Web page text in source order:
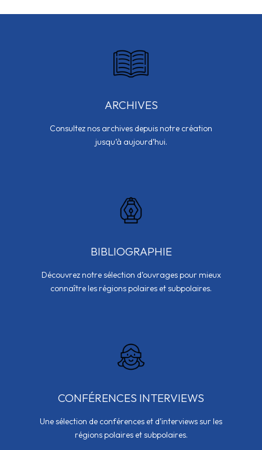
ARCHIVES
Consultez nos archives depuis notre création
jusqu’à aujourd’hui.
BIBLIOGRAPHIE
Découvrez notre sélection d’ouvrages pour mieux
connaître les régions polaires et subpolaires.
CONFÉRENCES INTERVIEWS
Une sélection de conférences et d’interviews sur les
régions polaires et subpolaires.